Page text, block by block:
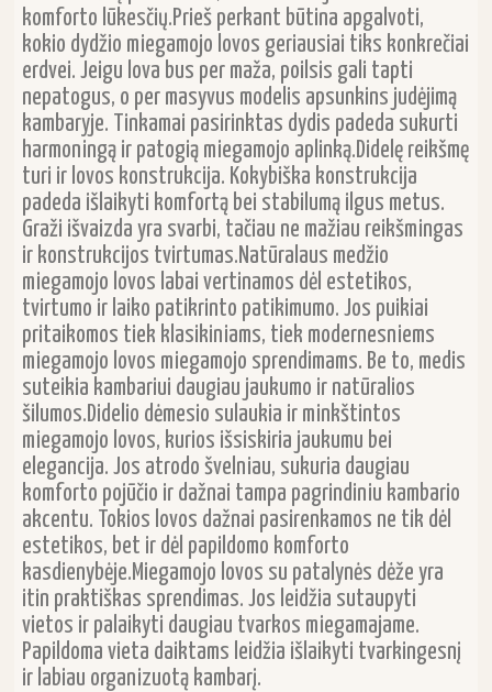
komforto lūkesčių.Prieš perkant būtina apgalvoti,
kokio dydžio miegamojo lovos geriausiai tiks konkrečiai
erdvei. Jeigu lova bus per maža, poilsis gali tapti
nepatogus, o per masyvus modelis apsunkins judėjimą
kambaryje. Tinkamai pasirinktas dydis padeda sukurti
harmoningą ir patogią miegamojo aplinką.Didelę reikšmę
turi ir lovos konstrukcija. Kokybiška konstrukcija
padeda išlaikyti komfortą bei stabilumą ilgus metus.
Graži išvaizda yra svarbi, tačiau ne mažiau reikšmingas
ir konstrukcijos tvirtumas.Natūralaus medžio
miegamojo lovos labai vertinamos dėl estetikos,
tvirtumo ir laiko patikrinto patikimumo. Jos puikiai
pritaikomos tiek klasikiniams, tiek modernesniems
miegamojo lovos miegamojo sprendimams. Be to, medis
suteikia kambariui daugiau jaukumo ir natūralios
šilumos.Didelio dėmesio sulaukia ir minkštintos
miegamojo lovos, kurios išsiskiria jaukumu bei
elegancija. Jos atrodo švelniau, sukuria daugiau
komforto pojūčio ir dažnai tampa pagrindiniu kambario
akcentu. Tokios lovos dažnai pasirenkamos ne tik dėl
estetikos, bet ir dėl papildomo komforto
kasdienybėje.Miegamojo lovos su patalynės dėže yra
itin praktiškas sprendimas. Jos leidžia sutaupyti
vietos ir palaikyti daugiau tvarkos miegamajame.
Papildoma vieta daiktams leidžia išlaikyti tvarkingesnį
ir labiau organizuotą kambarį.